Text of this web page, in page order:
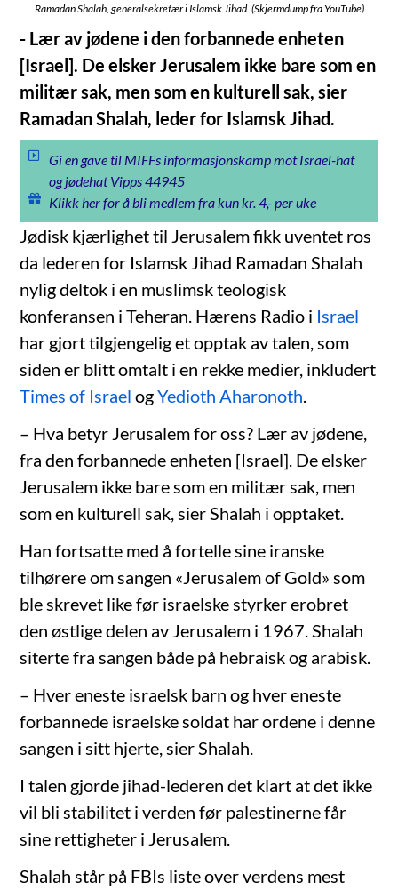
Ramadan Shalah, generalsekretær i Islamsk Jihad. (Skjermdump fra YouTube)
- Lær av jødene i den forbannede enheten
[Israel]. De elsker Jerusalem ikke bare som en
militær sak, men som en kulturell sak, sier
Ramadan Shalah, leder for Islamsk Jihad.
Gi en gave til MIFFs informasjonskamp mot Israel-hat
og jødehat Vipps 44945
Klikk her for å bli medlem fra kun kr. 4,- per uke
Jødisk kjærlighet til Jerusalem fikk uventet ros
da lederen for Islamsk Jihad Ramadan Shalah
nylig deltok i en muslimsk teologisk
konferansen i Teheran. Hærens Radio i Israel
har gjort tilgjengelig et opptak av talen, som
siden er blitt omtalt i en rekke medier, inkludert
Times of Israel ogYedioth Aharonoth
– Hva betyr Jerusalem for oss? Lær av jødene,
fra den forbannede enheten [Israel]. De elsker
Jerusalem ikke bare som en militær sak, men
som en kulturell sak, sier Shalah i opptaket.
Han fortsatte med å fortelle sine iranske
tilhørere om sangen «Jerusalem of Gold» som
ble skrevet like før israelske styrker erobret
den østlige delen av Jerusalem i 1967. Shalah
siterte fra sangen både på hebraisk og arabisk.
– Hver eneste israelsk barn og hver eneste
forbannede israelske soldat har ordene i denne
sangen i sitt hjerte, sier Shalah.
I talen gjorde jihad-lederen det klart at det ikke
vil bli stabilitet i verden før palestinerne får
sine rettigheter i Jerusalem.
Shalah står på FBIs liste over verdens mest